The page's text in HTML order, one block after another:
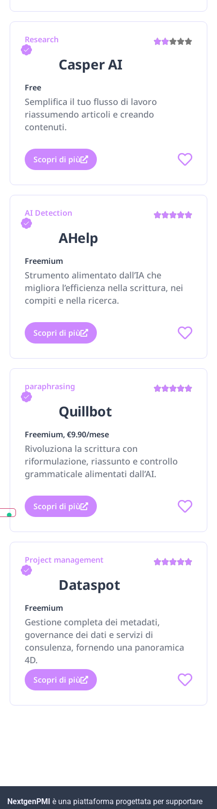
Research
Casper AI
Free
Semplifica il tuo flusso di lavoro
riassumendo articoli e creando
contenuti.
Scopri di più
AI Detection
AHelp
Freemium
Strumento alimentato dall’IA che
migliora l’efficienza nella scrittura, nei
compiti e nella ricerca.
Scopri di più
paraphrasing
Quillbot
Freemium, €9.90/mese
Rivoluziona la scrittura con
riformulazione, riassunto e controllo
grammaticale alimentati dall’AI.
Scopri di più
Project management
Dataspot
Freemium
Gestione completa dei metadati,
governance dei dati e servizi di
consulenza, fornendo una panoramica
4D.
Scopri di più
NextgenPMI è una piattaforma progettata per supportare